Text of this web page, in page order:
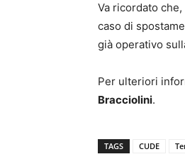
Va ricordato
caso di
già operativo
Per ulteriori
Bracciolini.
TAGS CUDE